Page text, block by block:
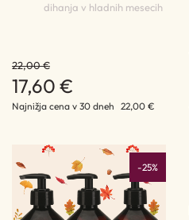
dihanja v hladnih mesecih
22,00 €
17,60 €
Najnižja cena v 30 dneh 22,00 €
-25%